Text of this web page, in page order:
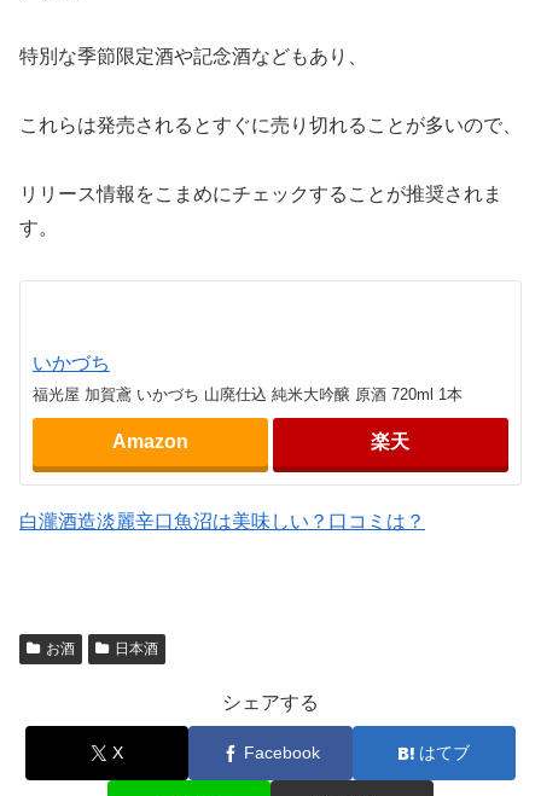
特別な季節限定酒や記念酒などもあり、
これらは発売されるとすぐに売り切れることが多いので、
リリース情報をこまめにチェックすることが推奨されま
す。
いかづち
福光屋 加賀鳶 いかづち 山廃仕込 純米大吟醸 原酒 720ml 1本
Amazon 楽天
白瀧酒造淡麗辛口魚沼は美味しい？口コミは？
お酒 日本酒
シェアする
X Facebook はてブ